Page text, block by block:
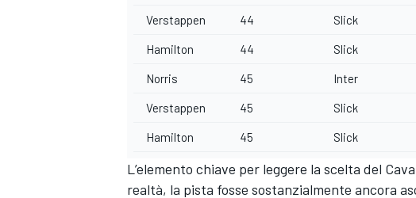
Verstappen 44 Slick
Hamilton 44 Slick
Norris 45 Inter
Verstappen 45 Slick
Hamilton 45 Slick
L’elemento chiave per leggere la scelta del
realtà, la pista fosse sostanzialmente ancora